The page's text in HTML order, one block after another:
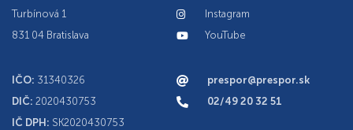
Turbínová 1
831 04 Bratislava
IČO: 31340326
DIČ: 2020430753
IČ DPH: SK2020430753
Instagram
YouTube
prespor@prespor.sk
02/49 20 32 51